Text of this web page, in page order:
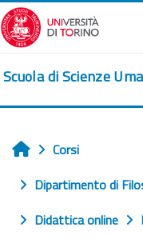
Vai al contenuto principale
Scuola di Scienze
Home
Corsi
Dipartimento di
Didattica online